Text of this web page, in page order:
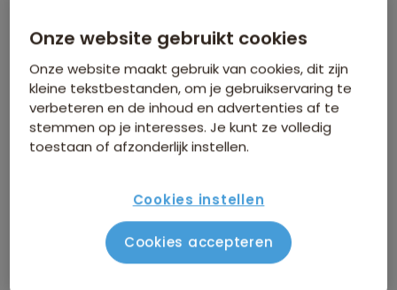
boeken?
Kan ik ook eerst een optie nemen op een
reis?
gegarandeerd vertrek. Wat nu?
Onze website gebruikt cookies
Onze website maakt gebruik van cookies, dit zijn
kleine tekstbestanden, om je gebruikservaring te
verbeteren en de inhoud en advertenties af te
stemmen op je interesses. Je kunt ze volledig
toestaan of afzonderlijk instellen.
Cookies instellen
Cookies accepteren